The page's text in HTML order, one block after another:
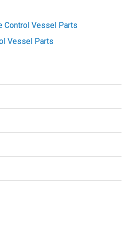
Control Vessel Parts
Vessel Parts